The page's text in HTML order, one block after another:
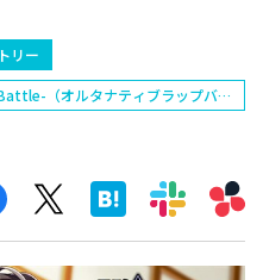
リー
（オルタナティブラップバト